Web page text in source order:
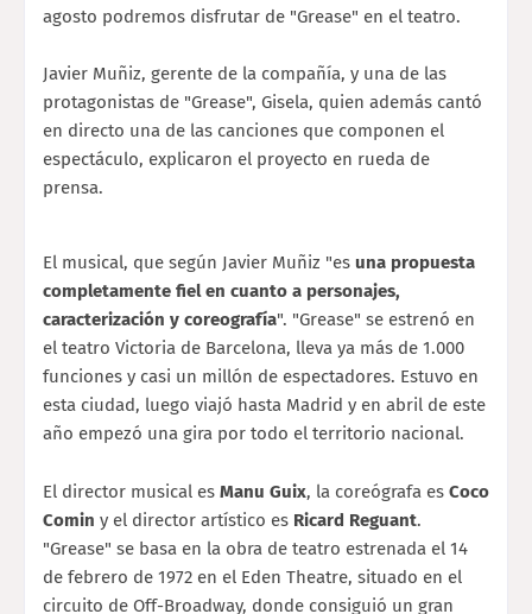
agosto podremos disfrutar de "Grease" en el teatro.
Javier Muñiz, gerente de la compañía, y una de las
protagonistas de "Grease", Gisela, quien además cantó
en directo una de las canciones que componen el
espectáculo, explicaron el proyecto en rueda de
prensa.
El musical, que según Javier Muñiz "es una propuesta
completamente fiel en cuanto a personajes,
caracterización y coreografía". "Grease" se estrenó en
el teatro Victoria de Barcelona, lleva ya más de 1.000
funciones y casi un millón de espectadores. Estuvo en
esta ciudad, luego viajó hasta Madrid y en abril de este
año empezó una gira por todo el territorio nacional.
El director musical es Manu Guix, la coreógrafa es Coco
Comin y el director artístico es Ricard Reguant.
"Grease" se basa en la obra de teatro estrenada el 14
de febrero de 1972 en el Eden Theatre, situado en el
circuito de Off-Broadway, donde consiguió un gran